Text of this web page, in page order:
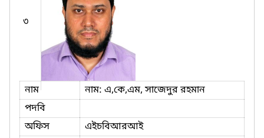
৩
নাম
নাম: এ,কে,এম, সাজেদুর রহমান
পদবি
অফিস
এইচবিআরআই